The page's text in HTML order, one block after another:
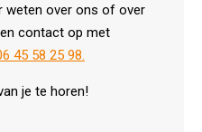
weten over ons of over
contact op met
45 58 25 98.
je te horen!